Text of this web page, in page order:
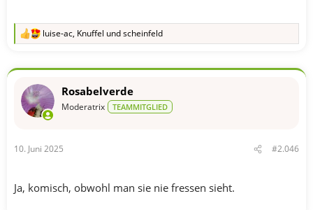
R
k
o
:
luise-ac, Knuffel undscheinfeld
Rosabelverde
Moderatrix TEAMMITGLIED
10. Juni 2025 #2.046
Ja, komisch, obwohl man sie nie fressen sieht.